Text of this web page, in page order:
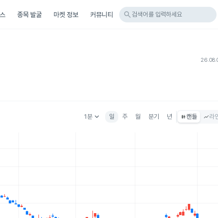
종목 발굴 마켓 정보 커뮤니티 search 검색어를 입력하세요
1분keyboard_arrow_down 일 주 월 분기 년 캔들 라